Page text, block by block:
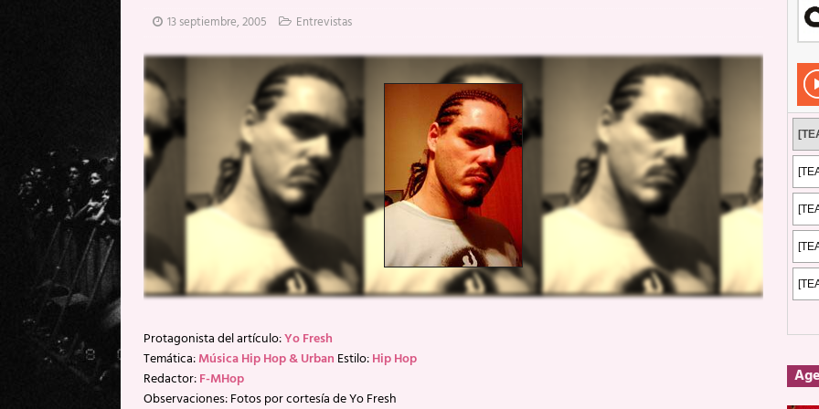
[ 20 mayo, 2026 ] XpresidentX: Rockeros certificados
[ 17 mayo, 2026 ] Fito & Fitipaldis: 2 de mayo de 2026 en Fuengirola
FOTOS
[ 17 mayo, 2026 ] Fito & Fitipaldis: Su ‘aullido’ retumbó ferozmente en Fuengirola.
REPORTAJES
[ 5 agosto, 2026 ]
Florent Gorges: La historia de Nintendo Vol. 2 PUBLICACIONES
13 septiembre, 2005 Entrevistas
Protagonista del artículo:Yo Fresh
Temática:Música Hip Hop & Urban Estilo:Hip Hop
Redactor:F-MHop
Observaciones: Fotos por cortesía de Yo Fresh